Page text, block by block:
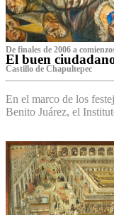
De finales de 2006 a
El buen
Castillo de Chapultepec
En el marco de los
Benito Juárez, el